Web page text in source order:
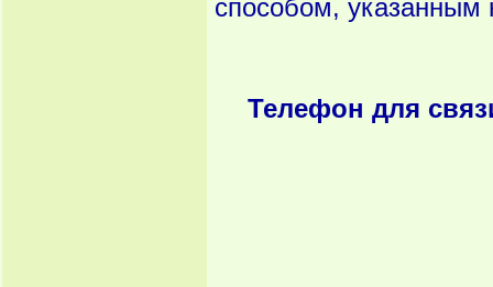
способом, указанным
Телефон для